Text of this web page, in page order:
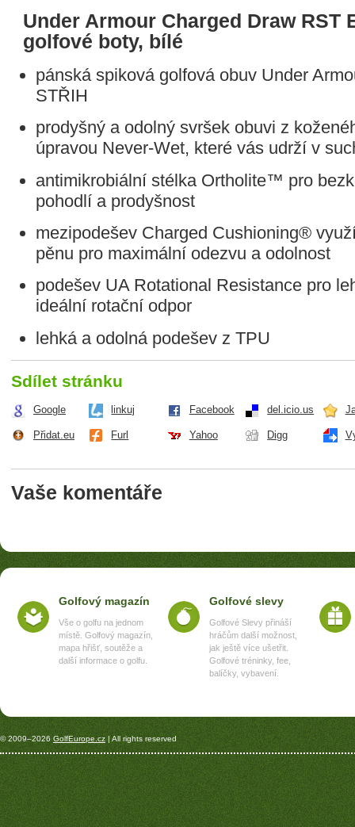
Under Armour Charged Draw RST
golfové boty, bílé
pánská spiková golfová obuv Under
STŘIH
prodyšný a odolný svršek obuvi z
úpravou Never-Wet, které vás udrží v
antimikrobiální stélka Ortholite™ pro
pohodlí a prodyšnost
mezipodešev Charged Cushioning®
pěnu pro maximální odezvu a odolnost
podešev UA Rotational Resistance pro
ideální rotační odpor
lehká a odolná podešev z TPU
Sdílet stránku
Google linkuj Facebook del.icio.us
Přidat.eu Furl Yahoo Digg
Vaše komentáře
Golfový magazín
Vše o golfu na jednom
místě. Golfový magazín,
mapa hřišť, soutěže a
další informace o golfu.
Golfové slevy
Golfové Slevy přináší
hráčům další možnost,
jak ještě více ušetřit.
Golfové tréninky, fee,
balíčky, vybavení.
© 2009–2026 GolfEurope.cz | All rights reserved